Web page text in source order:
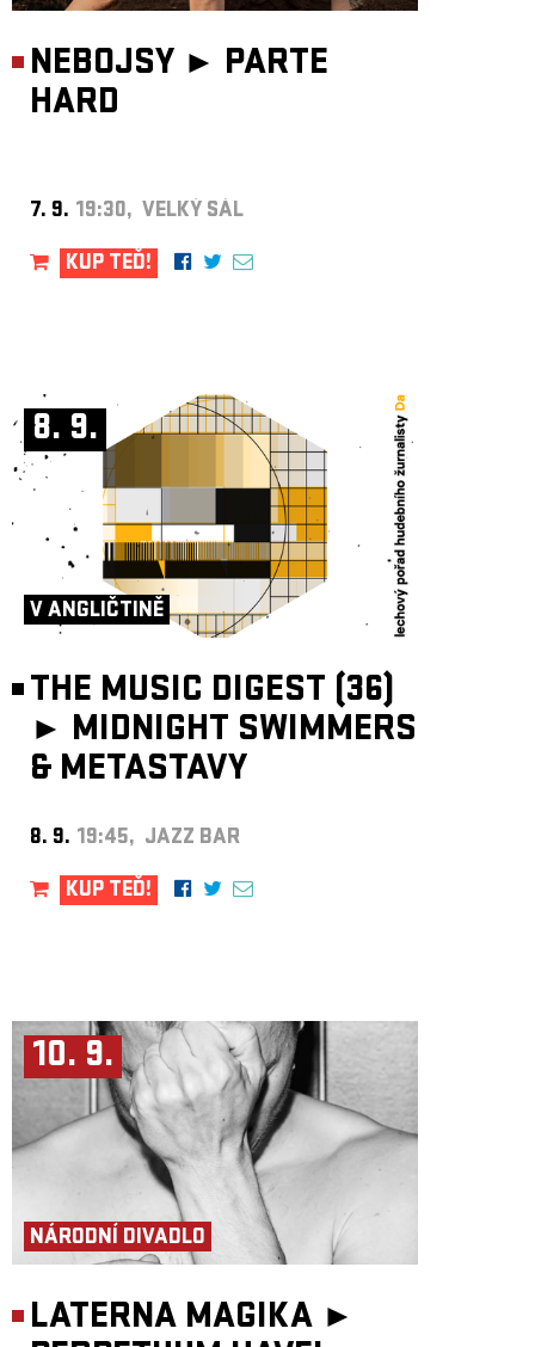
NEBOJSY ► PARTE
HARD
7. 9. 19:30, VELKÝ SÁL
KUP TEĎ!
8. 9.
V ANGLIČTINĚ
THE MUSIC DIGEST (36)
► MIDNIGHT SWIMMERS
& METASTAVY
8. 9. 19:45, JAZZ BAR
KUP TEĎ!
10. 9.
NÁRODNÍ DIVADLO
LATERNA MAGIKA ►